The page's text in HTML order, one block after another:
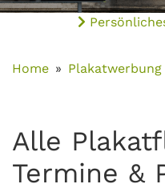
Home Plakatwerbung
Alle
Termine &